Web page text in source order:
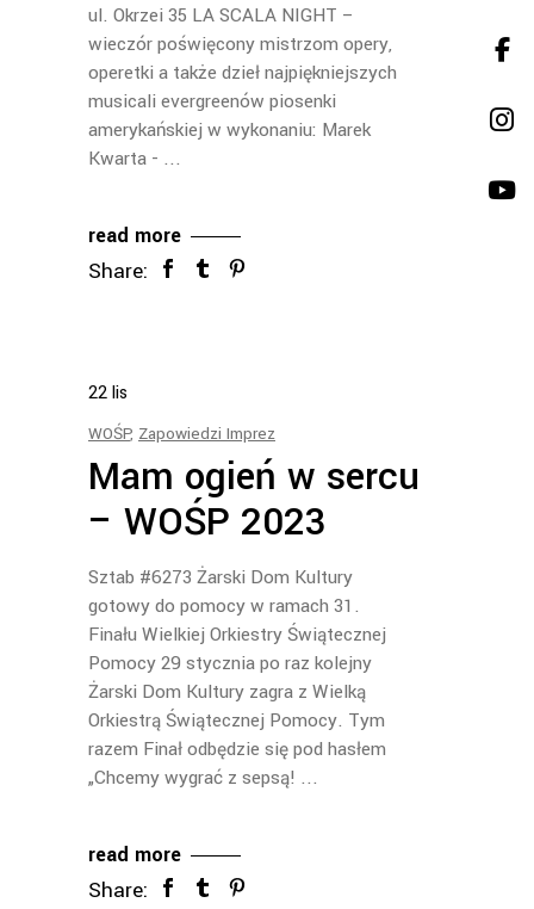
ul. Okrzei 35 LA SCALA NIGHT –
wieczór poświęcony mistrzom opery,
operetki a także dzieł najpiękniejszych
musicali evergreenów piosenki
amerykańskiej w wykonaniu: Marek
Kwarta -
read more
Share:
22lis
WOŚP, Zapowiedzi Imprez
Mam ogień w sercu
– WOŚP 2023
Sztab #6273 Żarski Dom Kultury
gotowy do pomocy w ramach 31.
Finału Wielkiej Orkiestry Świątecznej
Pomocy 29 stycznia po raz kolejny
Żarski Dom Kultury zagra z Wielką
Orkiestrą Świątecznej Pomocy. Tym
razem Finał odbędzie się pod hasłem
„Chcemy wygrać z sepsą!
read more
Share: